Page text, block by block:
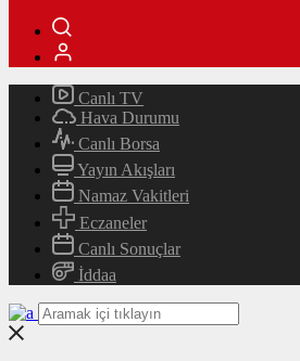
Canlı TV
Hava Durumu
Canlı Borsa
Yayın Akışları
Namaz Vakitleri
Eczaneler
Canlı Sonuçlar
İddaa